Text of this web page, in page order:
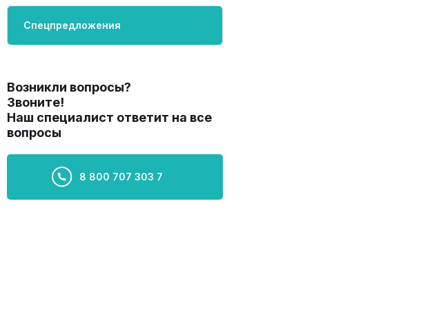
Спецпредложения
Возникли вопросы?
Звоните!
Наш специалист ответит на все
вопросы
8 800 707 303 7